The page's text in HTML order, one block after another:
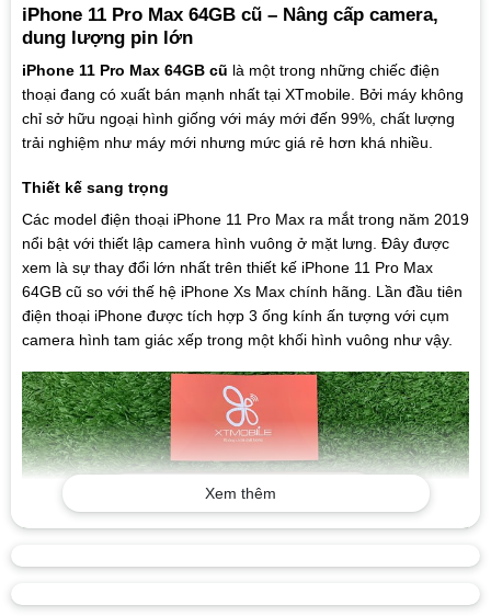
iPhone 11 Pro Max 64GB cũ – Nâng cấp camera,
dung lượng pin lớn
iPhone 11 Pro Max 64GB cũ là một trong những chiếc điện
thoại đang có xuất bán mạnh nhất tại XTmobile. Bởi máy không
chỉ sở hữu ngoại hình giống với máy mới đến 99%, chất lượng
trải nghiệm như máy mới nhưng mức giá rẻ hơn khá nhiều.
Thiết kế sang trọng
Các model điện thoại iPhone 11 Pro Max ra mắt trong năm 2019
nổi bật với thiết lập camera hình vuông ở mặt lưng. Đây được
xem là sự thay đổi lớn nhất trên thiết kế iPhone 11 Pro Max
64GB cũ so với thế hệ iPhone Xs Max chính hãng. Lần đầu tiên
điện thoại iPhone được tích hợp 3 ống kính ấn tượng với cụm
camera hình tam giác xếp trong một khối hình vuông như vậy.
Xem thêm